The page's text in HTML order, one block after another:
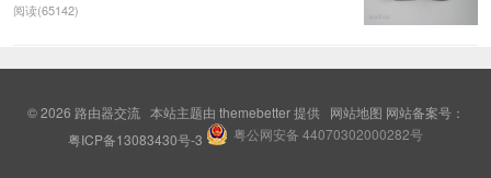
阅读(65142)
© 2026 路由器交流 本站主题由 themebetter提供 网站地图 网站备案号：
粤ICP备13083430号-3
粤公网安备 44070302000282号